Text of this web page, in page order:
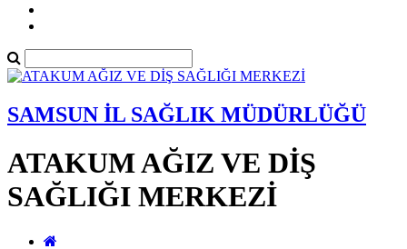
SAMSUN İL SAĞLIK MÜDÜRLÜĞÜ
ATAKUM AĞIZ VE DİŞ
SAĞLIĞI MERKEZİ